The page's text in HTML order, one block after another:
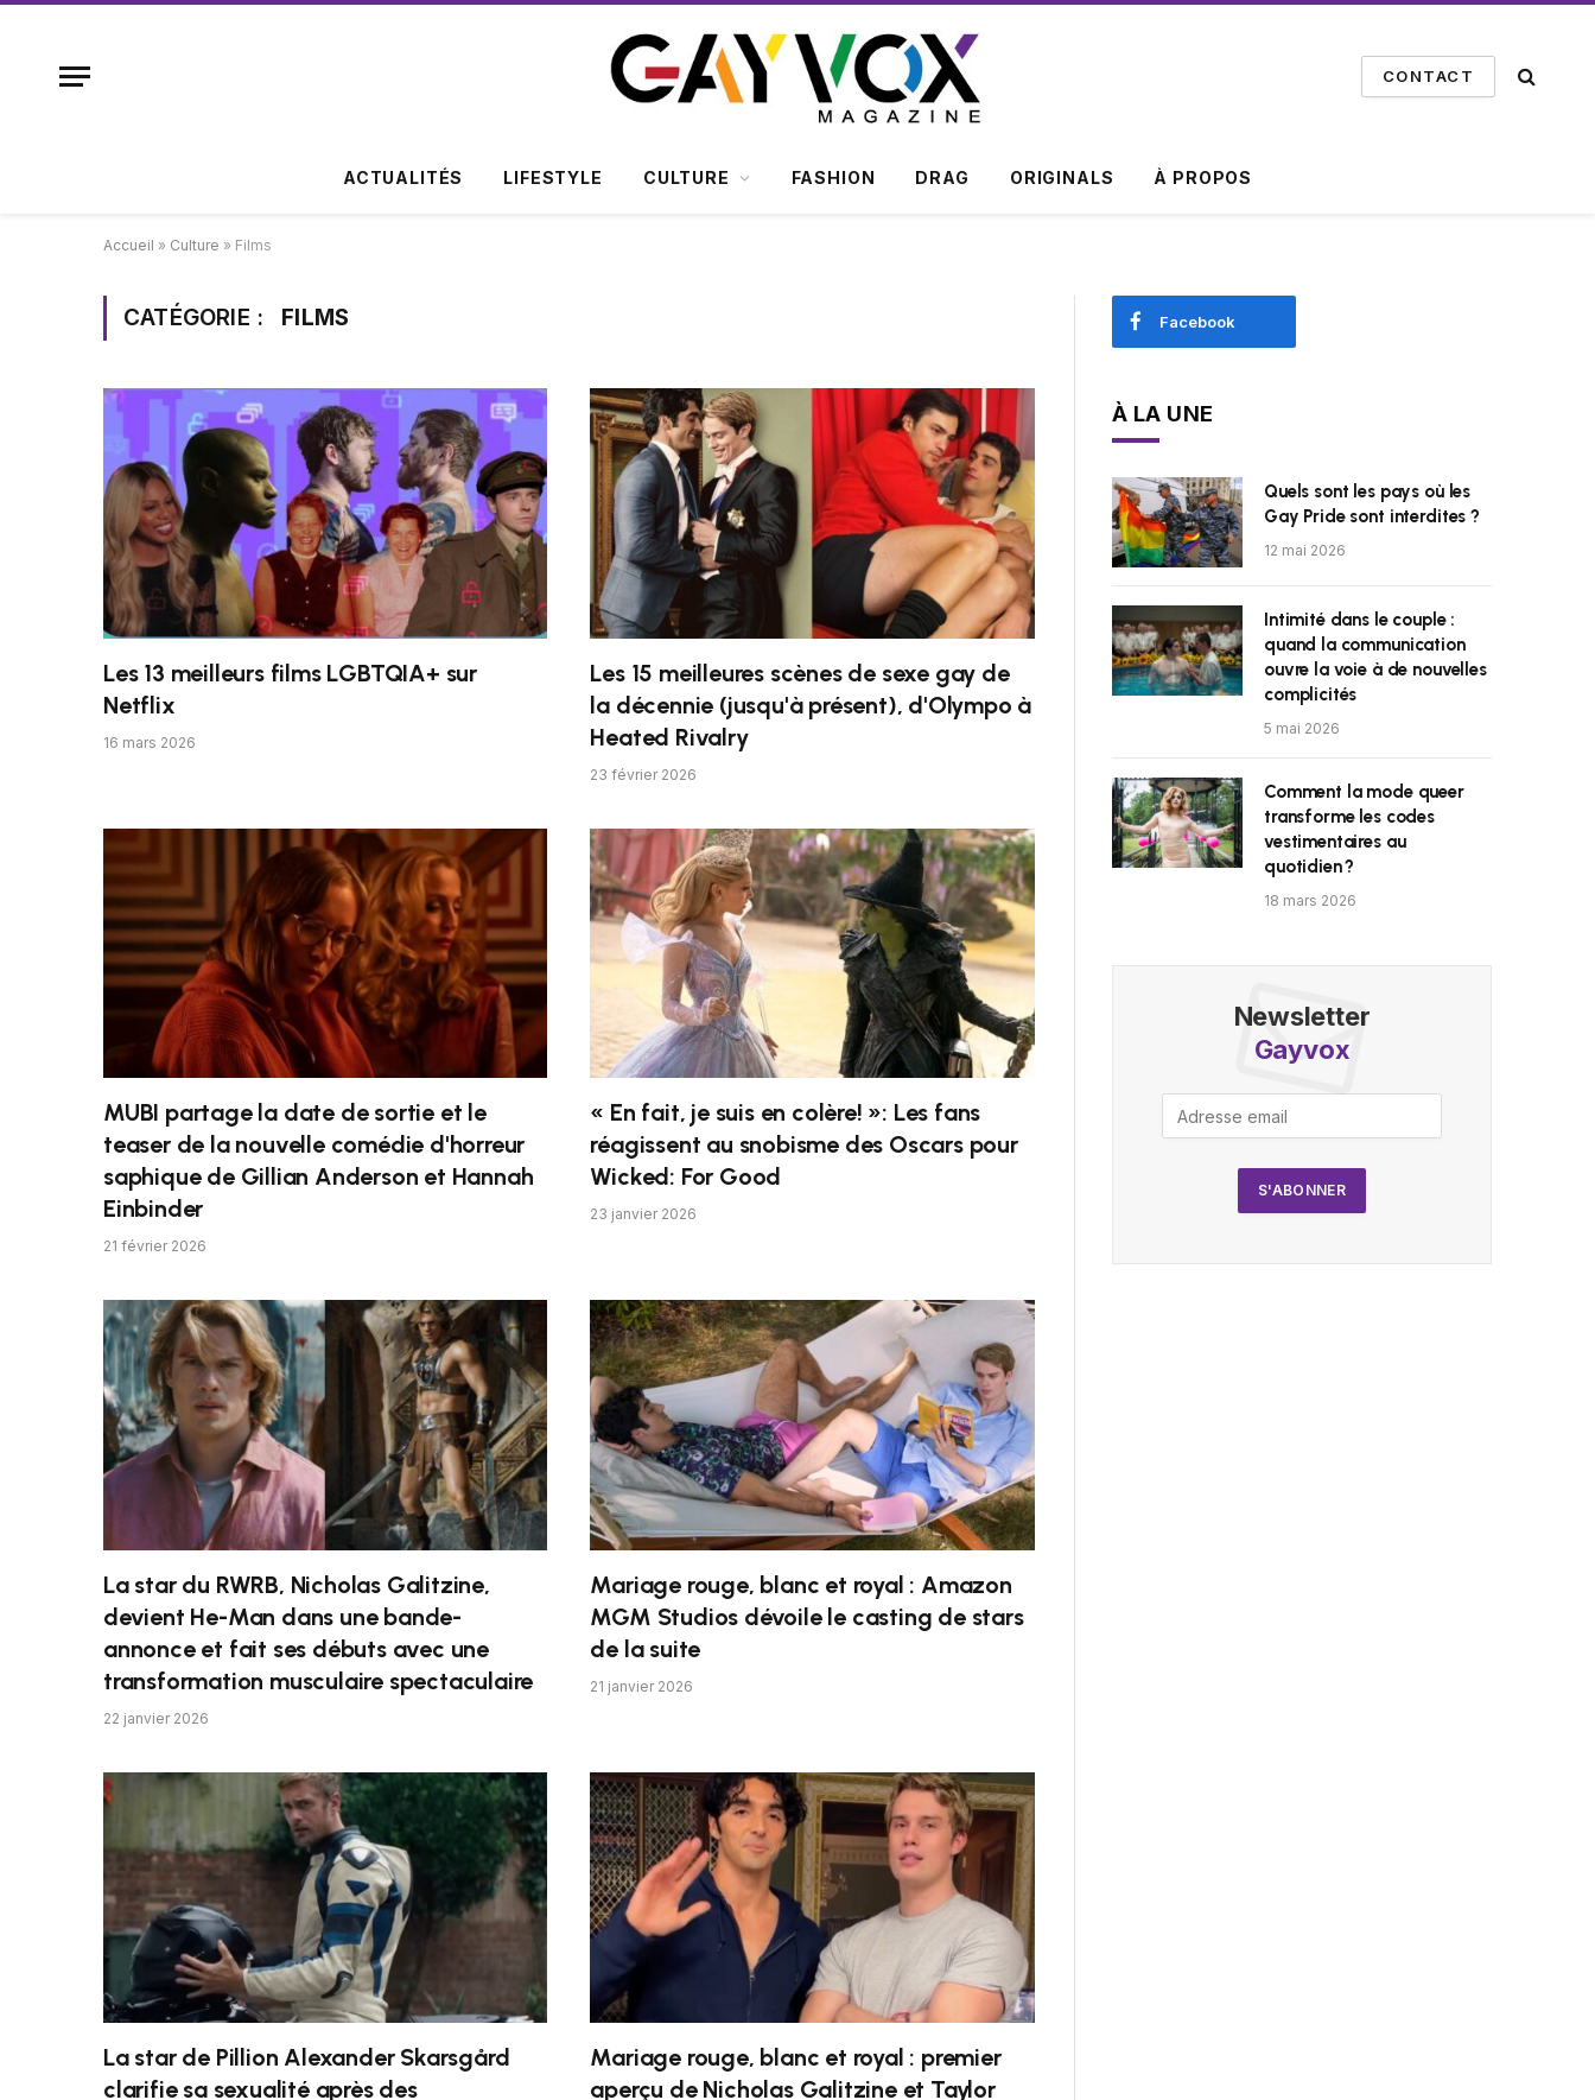
CONTACT
ACTUALITÉS LIFESTYLE CULTURE FASHION DRAG ORIGINALS À PROPOS
Accueil » Culture » Films
CATÉGORIE : FILMS
Les 13 meilleurs films LGBTQIA+ sur
Netflix
16 mars 2026
Les 15 meilleures scènes de sexe gay de
la décennie (jusqu'à présent), d'Olympo à
Heated Rivalry
23 février 2026
MUBI partage la date de sortie et le
teaser de la nouvelle comédie d'horreur
saphique de Gillian Anderson et Hannah
Einbinder
21 février 2026
« En fait, je suis en colère! »: Les fans
réagissent au snobisme des Oscars pour
Wicked: For Good
23 janvier 2026
La star du RWRB, Nicholas Galitzine,
devient He-Man dans une bande-
annonce et fait ses débuts avec une
transformation musculaire spectaculaire
22 janvier 2026
Mariage rouge, blanc et royal : Amazon
MGM Studios dévoile le casting de stars
de la suite
21 janvier 2026
La star de Pillion Alexander Skarsgård
clarifie sa sexualité après des
Mariage rouge, blanc et royal : premier
aperçu de Nicholas Galitzine et Taylor
Facebook
À LA UNE
Quels sont les pays où les
Gay Pride sont interdites ?
12 mai 2026
Intimité dans le couple :
quand la communication
ouvre la voie à de nouvelles
complicités
5 mai 2026
Comment la mode queer
transforme les codes
vestimentaires au
quotidien ?
18 mars 2026
Newsletter
Gayvox